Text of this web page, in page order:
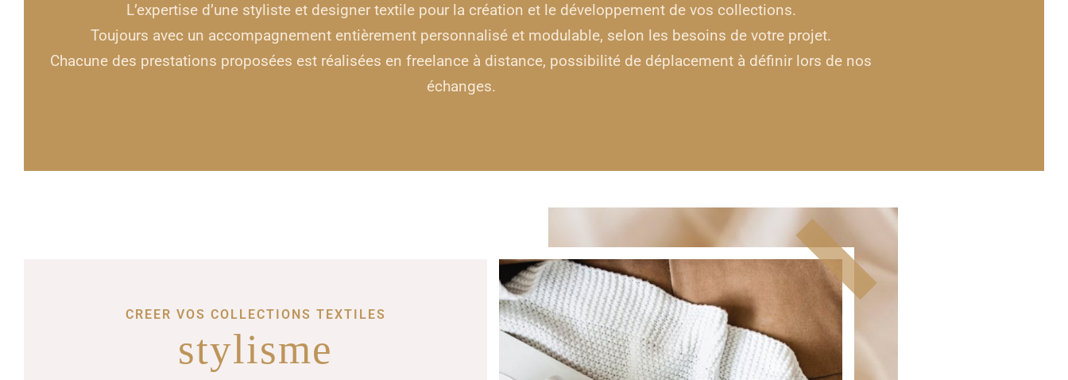
L’expertise d’une styliste et designer textile pour la création et le développement de vos collections.
Toujours avec un accompagnement entièrement personnalisé et modulable, selon les besoins de votre projet.
Chacune des prestations proposées est réalisées en freelance à distance, possibilité de déplacement à définir lors de nos
échanges.
CREER VOS COLLECTIONS TEXTILES
stylisme